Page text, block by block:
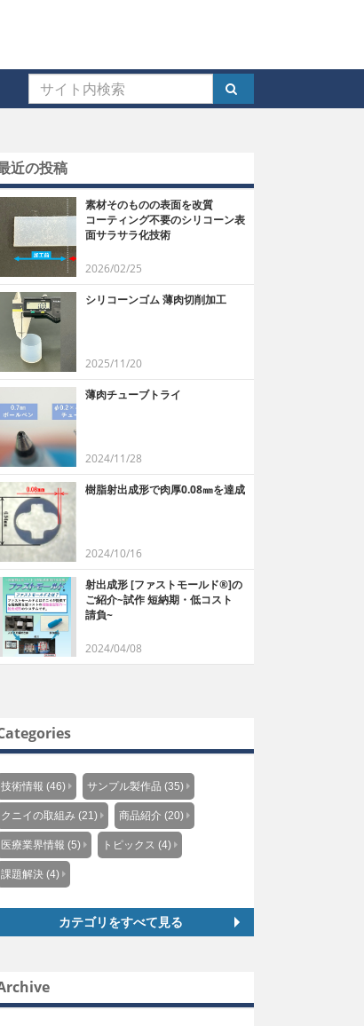
近の投稿
素材そのものの表面を改質
コーティング不要のシリコーン表
面サラサラ化技術
2026/02/25
シリコーンゴム 薄肉切削加工
2025/11/20
薄肉チューブトライ
2024/11/28
樹脂射出成形で肉厚0.08㎜を達成
2024/10/16
射出成形 [ファストモールド®]の
ご紹介~試作 短納期・低コスト
請負~
2024/04/08
技術情報 (46) サンプル製作品 (35)
クニイの取組み (21) 商品紹介 (20)
医療業界情報 (5) トピックス (4)
課題解決 (4)
カテゴリをすべて見る